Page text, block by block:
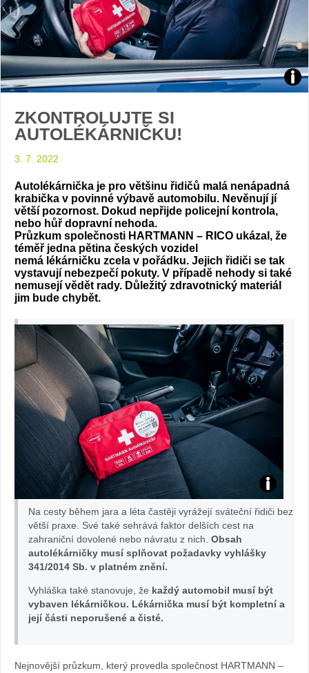
ZKONTROLUJTE SI
AUTOLÉKÁRNIČKU!
3. 7. 2022
Autolékárnička je pro většinu řidičů malá nenápadná
krabička v povinné výbavě automobilu. Nevěnují jí
větší pozornost. Dokud nepřijde policejní kontrola,
nebo hůř dopravní nehoda.
Průzkum společnosti HARTMANN – RICO ukázal, že
téměř jedna pětina českých vozidel
nemá lékárničku zcela v pořádku. Jejich řidiči se tak
vystavují nebezpečí pokuty. V případě nehody si také
nemusejí vědět rady. Důležitý zdravotnický materiál
jim bude chybět.
Foto:
Na cesty během jara a léta častěji vyrážejí sváteční řidiči bez
větší praxe. Své také sehrává faktor delších cest na
zahraniční dovolené nebo návratu z nich. Obsah
autolékárničky musí splňovat požadavky vyhlášky
341/2014 Sb. v platném znění.
Vyhláška také stanovuje, že každý automobil musí být
vybaven lékárničkou. Lékárnička musí být kompletní a
její části neporušené a čisté.
Nejnovější průzkum, který provedla společnost HARTMANN –